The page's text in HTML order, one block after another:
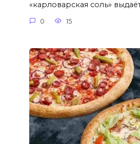
«карловарская соль»
0 15